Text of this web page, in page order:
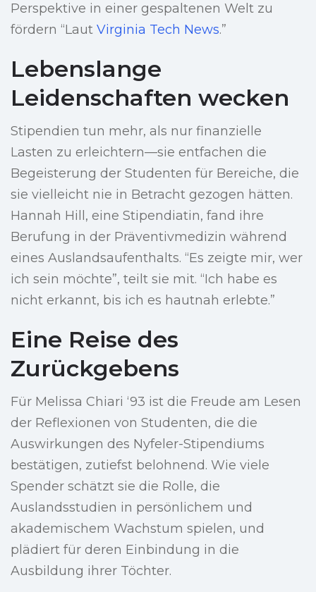
Perspektive in einer gespaltenen Welt zu
fördern “Laut Virginia Tech News.”
Lebenslange
Leidenschaften wecken
Stipendien tun mehr, als nur finanzielle
Lasten zu erleichtern—sie entfachen die
Begeisterung der Studenten für Bereiche, die
sie vielleicht nie in Betracht gezogen hätten.
Hannah Hill, eine Stipendiatin, fand ihre
Berufung in der Präventivmedizin während
eines Auslandsaufenthalts. “Es zeigte mir, wer
ich sein möchte”, teilt sie mit. “Ich habe es
nicht erkannt, bis ich es hautnah erlebte.”
Eine Reise des
Zurückgebens
Für Melissa Chiari ‘93 ist die Freude am Lesen
der Reflexionen von Studenten, die die
Auswirkungen des Nyfeler-Stipendiums
bestätigen, zutiefst belohnend. Wie viele
Spender schätzt sie die Rolle, die
Auslandsstudien in persönlichem und
akademischem Wachstum spielen, und
plädiert für deren Einbindung in die
Ausbildung ihrer Töchter.